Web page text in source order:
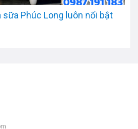
sữa Phúc Long luôn nổi bật